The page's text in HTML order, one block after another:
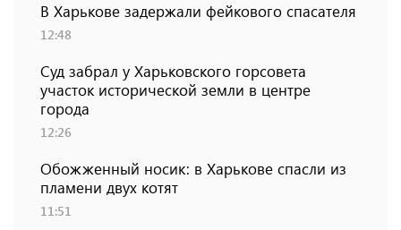
В Харькове задержали фейкового спасателя
12:48
Суд забрал у Харьковского горсовета
участок исторической земли в центре
города
12:26
Обожженный носик: в Харькове спасли из
пламени двух котят
11:51